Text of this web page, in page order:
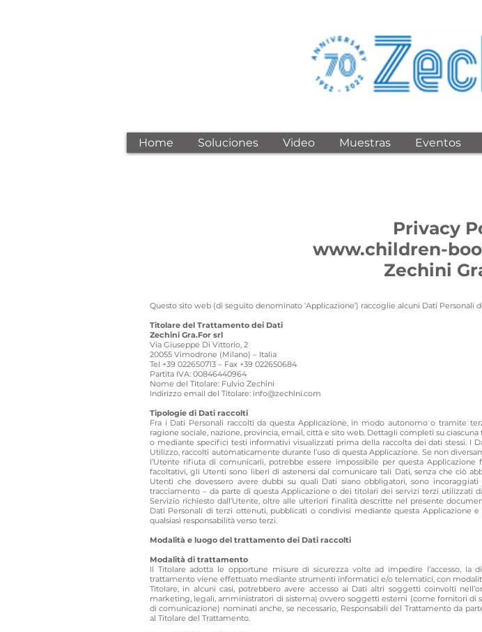
Home Soluciones Video Muestras Eventos
Privacy
www.children-
Zechini
Questo sito web (di seguito denominato ‘Applicazione’) raccoglie alcuni Dati Personali
Titolare del Trattamento dei Dati
Zechini Gra.For srl
Via Giuseppe Di Vittorio, 2
20055 Vimodrone (Milano) – Italia
Tel +39 022650713 – Fax +39 022650684
Partita IVA: 00846440964
Nome del Titolare: Fulvio Zechini
Indirizzo email del Titolare: info@zechini.com
Tipologie di Dati raccolti
Fra i Dati Personali raccolti da questa Applicazione, in modo autonomo o tramite
ragione sociale, nazione, provincia, email, città e sito web. Dettagli completi su
o mediante specifici testi informativi visualizzati prima della raccolta dei dati stessi. I
Utilizzo, raccolti automaticamente durante l’uso di questa Applicazione. Se non
l’Utente rifiuta di comunicarli, potrebbe essere impossibile per questa
facoltativi, gli Utenti sono liberi di astenersi dal comunicare tali Dati, senza che ciò
Utenti che dovessero avere dubbi su quali Dati siano obbligatori, sono
tracciamento – da parte di questa Applicazione o dei titolari dei servizi terzi utilizzati
Servizio richiesto dall’Utente, oltre alle ulteriori finalità descritte nel presente
Dati Personali di terzi ottenuti, pubblicati o condivisi mediante questa
qualsiasi responsabilità verso terzi.
Modalità e luogo del trattamento dei Dati raccolti
Modalità di trattamento
Il Titolare adotta le opportune misure di sicurezza volte ad impedire l’accesso,
trattamento viene effettuato mediante strumenti informatici e/o telematici, con
Titolare, in alcuni casi, potrebbero avere accesso ai Dati altri soggetti coinvolti
marketing, legali, amministratori di sistema) ovvero soggetti esterni (come fornitori di
di comunicazione) nominati anche, se necessario, Responsabili del Trattamento da
al Titolare del Trattamento.